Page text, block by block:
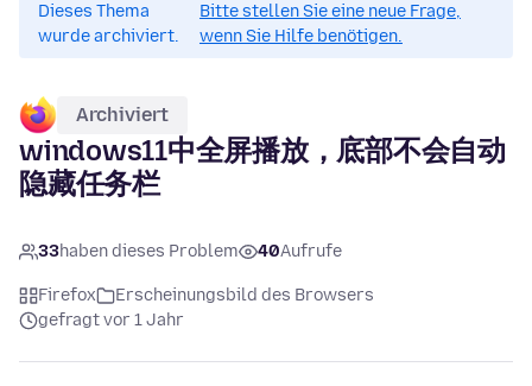
Dieses Thema
wurde archiviert.
Bitte stellen Sie eine neue Frage,
wenn Sie Hilfe benötigen.
Archiviert
windows11中全屏播放，底部不会自动
隐藏任务栏
33haben dieses Problem 40Aufrufe
Firefox
Erscheinungsbild des Browsers
gefragt vor 1 Jahr